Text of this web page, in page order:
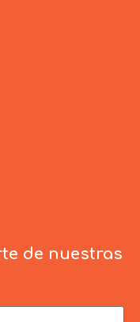
de nuestras